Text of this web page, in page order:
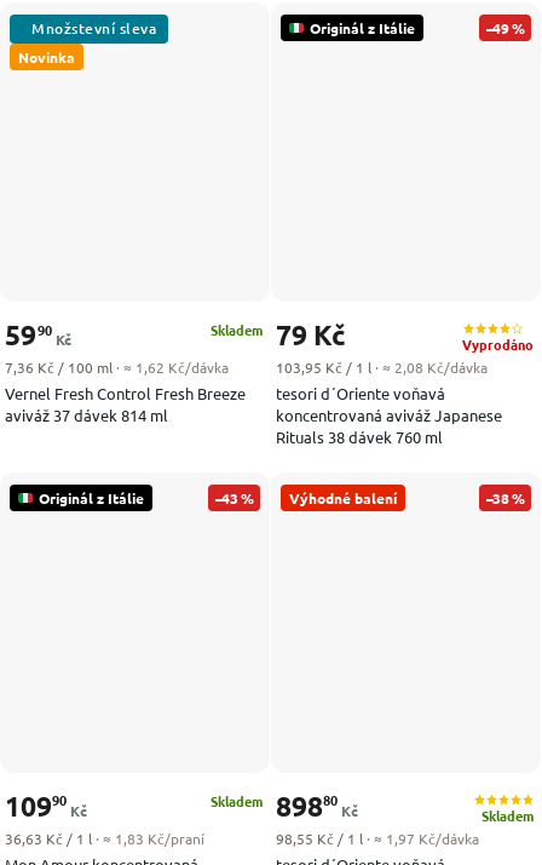
Novinka
Vernel Fresh Control Fresh Breeze
aviváž 37 dávek 814 ml
Skladem
5990
Kč
Měrná cena:
7,36 Kč / 100 ml · ≈ 1,62 Kč/dávka
Originál z Itálie –49 %
tesori d´Oriente voňavá
koncentrovaná aviváž Japanese
Rituals 38 dávek 760 ml
Vyprodáno
79 Kč
Měrná cena:
103,95 Kč / 1 l · ≈ 2,08 Kč/dávka
Originál z Itálie –43 %
Skladem
10990
Kč
Měrná cena:
36,63 Kč / 1 l · ≈ 1,83 Kč/praní
Výhodné balení –38 %
Skladem
89880
Kč
Měrná cena:
98,55 Kč / 1 l · ≈ 1,97 Kč/dávka